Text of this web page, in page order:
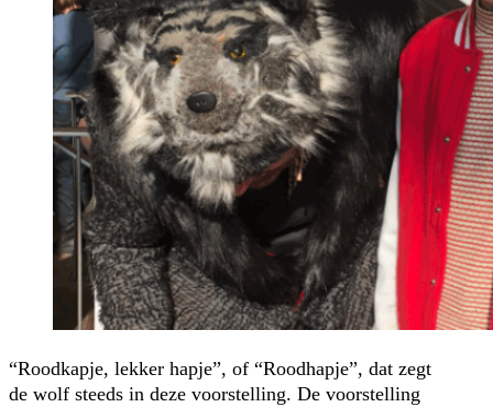
“Roodkapje, lekker hapje”, of “Roodhapje”, dat zegt
de wolf steeds in deze voorstelling. De voorstelling